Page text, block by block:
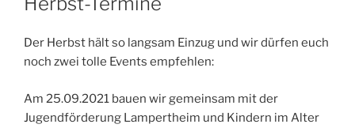
Der Herbst hält so langsam Einzug und wir dürfen euch
noch zwei tolle Events empfehlen:
Am 25.09.2021 bauen wir gemeinsam mit der
Jugendförderung Lampertheim und Kindern im Alter